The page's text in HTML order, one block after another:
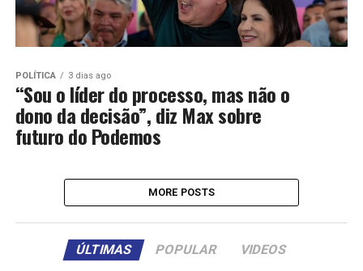
POLÍTICA 3 dias ago
“Sou o líder do processo, mas não o
dono da decisão”, diz Max sobre
futuro do Podemos
MORE POSTS
ÚLTIMAS POPULAR VIDEOS